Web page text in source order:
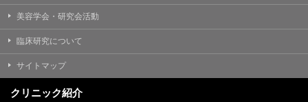
美容学会・研究会活動
臨床研究について
サイトマップ
クリニック紹介